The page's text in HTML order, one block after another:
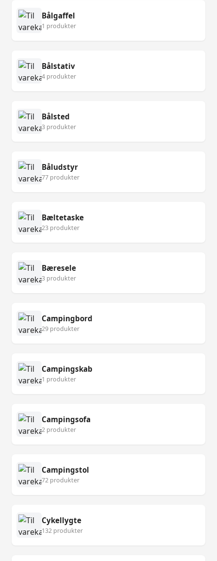
Bålgaffel
1 produkter
Bålstativ
4 produkter
Bålsted
3 produkter
Båludstyr
77 produkter
Bæltetaske
23 produkter
Bæresele
3 produkter
Campingbord
29 produkter
Campingskab
1 produkter
Campingsofa
2 produkter
Campingstol
72 produkter
Cykellygte
132 produkter